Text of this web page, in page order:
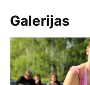
Galerijas